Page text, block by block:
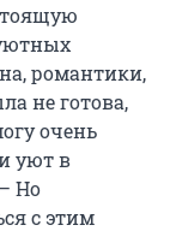
романтики,
не готова,
очень
уют в
Но
с этим